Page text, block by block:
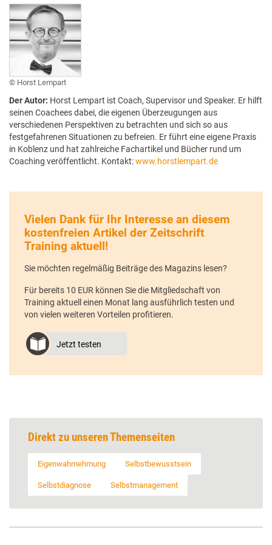
Horst Lempart
Der Autor: Horst Lempart ist Coach, Supervisor und Speaker. Er hilft
seinen Coachees dabei, die eigenen Überzeugungen aus
verschiedenen Perspektiven zu betrachten und sich so aus
festgefahrenen Situationen zu befreien. Er führt eine eigene Praxis
in Koblenz und hat zahlreiche Fachartikel und Bücher rund um
Coaching veröffentlicht. Kontakt:www.horstlempart.de
Vielen Dank für Ihr Interesse an diesem
kostenfreien Artikel der Zeitschrift
Training aktuell!
Sie möchten regelmäßig Beiträge des Magazins lesen?
Für bereits 10 EUR können Sie die Mitgliedschaft von
Training aktuell einen Monat lang ausführlich testen und
von vielen weiteren Vorteilen profitieren.
Jetzt testen
Direkt zu unseren Themenseiten
Eigenwahrnehmung Selbstbewusstsein
Selbstdiagnose Selbstmanagement